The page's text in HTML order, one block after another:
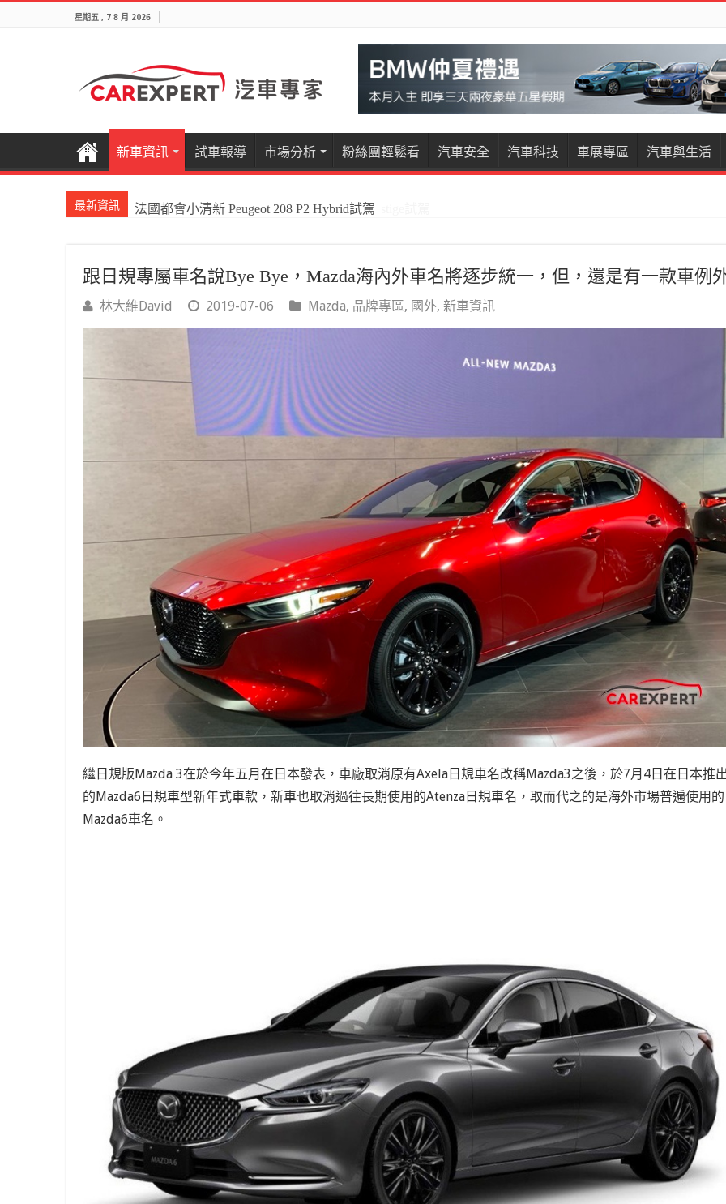
星期五 , 7 8 月 2026
新車資訊 試車報導 市場分析 粉絲團輕鬆看 汽車安全 汽車科技 車展專區 汽車與生活
最新資訊 國產電油休旅新王者Honda CR-V e:HEV Prestige試駕
跟日規專屬車名說Bye Bye，Mazda海內外車名將逐步統一，但，還是有一款車例
林大維David 2019-07-06 Mazda, 品牌專區, 國外, 新車資訊
繼日規版Mazda 3在於今年五月在日本發表，車廠取消原有Axela日規車名改稱Mazda3之後，於7月4日在日本推
的Mazda6日規車型新年式車款，新車也取消過往長期使用的Atenza日規車名，取而代之的是海外市場普遍使用的
Mazda6車名。